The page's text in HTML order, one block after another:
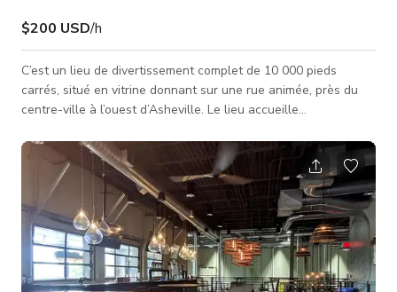
$200 USD/h
C’est un lieu de divertissement complet de 10 000 pieds
carrés, situé en vitrine donnant sur une rue animée, près du
centre-ville à l’ouest d’Asheville. Le lieu accueille
concerts en direct. Si vous avez besoin d’être transporté en
toute sécurité toute la journée pendant que vous et vos
invités profitez de la fête et créez des souvenirs durables, la
location du bus de fête est indispensable et sera la cerise sur